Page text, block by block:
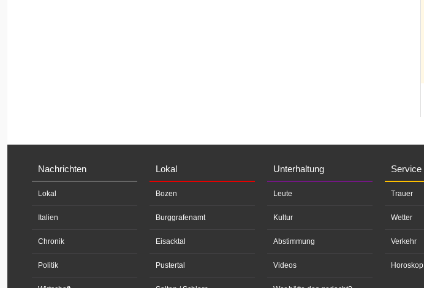
Nachrichten
Lokal
Italien
Chronik
Politik
Lokal
Bozen
Burggrafenamt
Eisacktal
Pustertal
Unterhaltung
Leute
Kultur
Abstimmung
Videos
Service
Trauer
Wetter
Verkehr
Horoskop